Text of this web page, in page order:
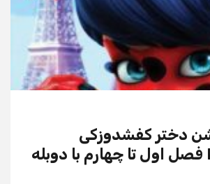
دختر کفشدوزکی
Miraculous فصل اول تا چهارم با دوبله